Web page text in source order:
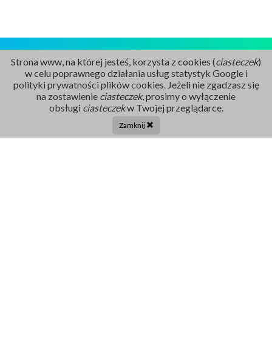
Rejestracja
Tel. centrala:
Strona www, na której jesteś, korzysta z cookies (ciasteczek)
w celu poprawnego działania usług statystyk Google i
polityki prywatności plików cookies. Jeżeli nie zgadzasz się
na zostawienie ciasteczek, prosimy o wyłączenie
obsługi ciasteczekw Twojej przeglądarce.
Zamknij